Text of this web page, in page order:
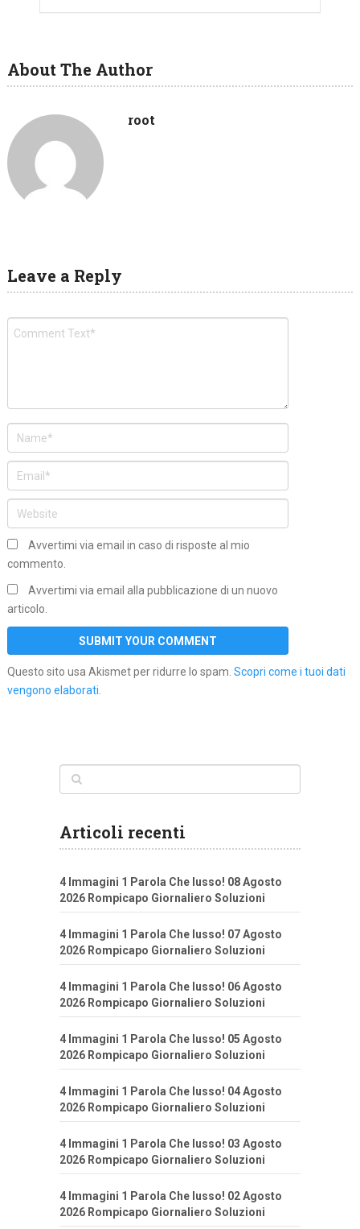
About The Author
root
Leave a Reply
Avvertimi via email in caso di risposte al mio
commento.
Avvertimi via email alla pubblicazione di un nuovo
articolo.
Questo sito usa Akismet per ridurre lo spam. Scopri come i tuoi dati
vengono elaborati.
Articoli recenti
4 Immagini 1 Parola Che lusso! 08 Agosto
2026 Rompicapo Giornaliero Soluzioni
4 Immagini 1 Parola Che lusso! 07 Agosto
2026 Rompicapo Giornaliero Soluzioni
4 Immagini 1 Parola Che lusso! 06 Agosto
2026 Rompicapo Giornaliero Soluzioni
4 Immagini 1 Parola Che lusso! 05 Agosto
2026 Rompicapo Giornaliero Soluzioni
4 Immagini 1 Parola Che lusso! 04 Agosto
2026 Rompicapo Giornaliero Soluzioni
4 Immagini 1 Parola Che lusso! 03 Agosto
2026 Rompicapo Giornaliero Soluzioni
4 Immagini 1 Parola Che lusso! 02 Agosto
2026 Rompicapo Giornaliero Soluzioni